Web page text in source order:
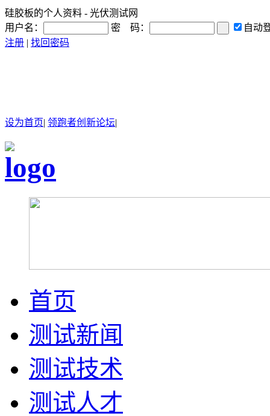
硅胶板的个人资料 - 光伏测试网
用户名：
密 码：
自动
注册 | 找回密码
设为首页| 领跑者创新论坛|
首页
测试新闻
测试技术
测试人才